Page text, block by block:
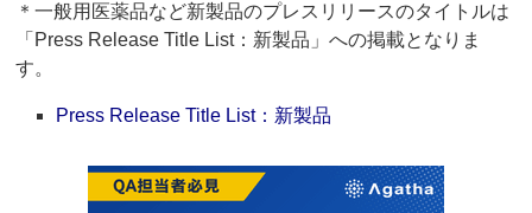
＊一般用医薬品など新製品のプレスリリースのタイトルは
「Press Release Title List：新製品」への掲載となりま
す。
Press Release Title List：新製品